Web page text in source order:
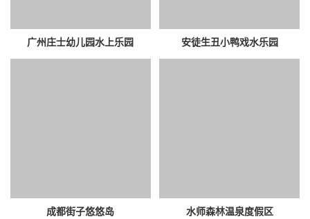
广州庄士幼儿园水上乐园 安徒生丑小鸭戏水乐园
成都街子悠悠岛 水师森林温泉度假区